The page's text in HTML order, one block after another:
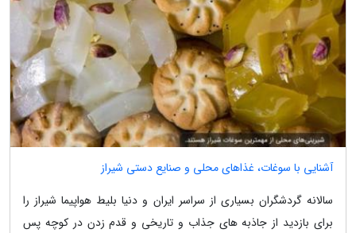
آشنایی با سوغات، غذاهای محلی و صنایع دستی شیراز
سالانه گردشگران بسیاری از سراسر ایران و دنیا بلیط هواپیما شیراز را
برای بازدید از جاذبه های جذاب و تاریخی و قدم زدن در کوچه پس